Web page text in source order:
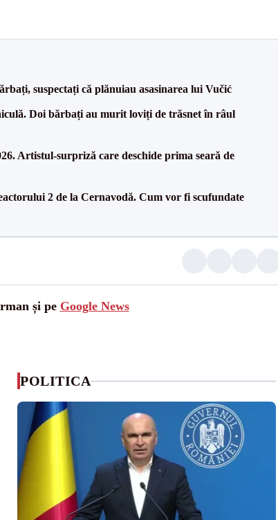
suspectați că plănuiau asasinarea lui Vučić
Doi bărbați au murit loviți de trăsnet în râul
Artistul-surpriză care deschide prima seară de
2 de la Cernavodă. Cum vor fi scufundate
și pe Google News
POLITICA